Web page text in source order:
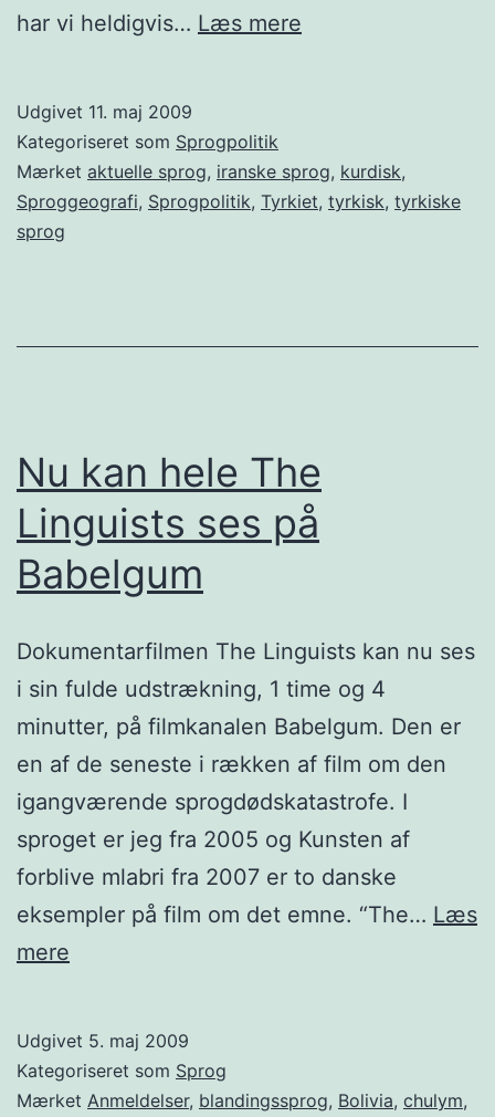
har vi heldigvis… Læs mere
–
kurderne
Udgivet 11. maj 2009
Kategoriseret som Sprogpolitik
Mærket aktuelle sprog, iranske sprog, kurdisk,
Sproggeografi, Sprogpolitik, Tyrkiet, tyrkisk, tyrkiske
sprog
Nu kan hele The
Linguists ses på
Babelgum
Dokumentarfilmen The Linguists kan nu ses
i sin fulde udstrækning, 1 time og 4
minutter, på filmkanalen Babelgum. Den er
en af de seneste i rækken af film om den
igangværende sprogdødskatastrofe. I
sproget er jeg fra 2005 og Kunsten af
forblive mlabri fra 2007 er to danske
eksempler på film om det emne. “The… Læs
mere
The
Linguists
Udgivet 5. maj 2009
Kategoriseret som Sprog
Mærket Anmeldelser, blandingssprog, Bolivia, chulym,